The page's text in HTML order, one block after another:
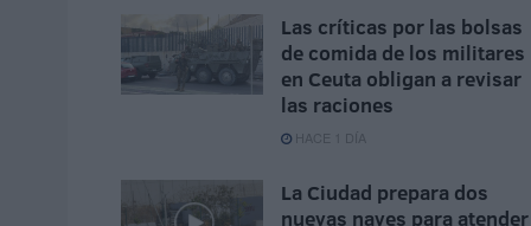
Las críticas por las bolsas
de comida de los militares
en Ceuta obligan a revisar
las raciones
HACE 1 DÍA
La Ciudad prepara dos
nuevas naves para atender